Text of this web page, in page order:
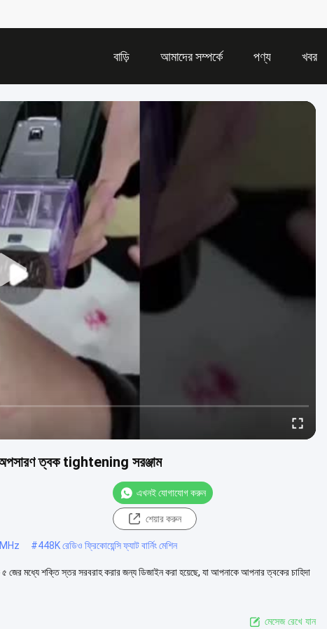
বাড়ি আমাদের সম্পর্কে পণ্য খবর
ত্বক tightening সরঞ্জাম
এখনই যোগাযোগ করুন
শেয়ার করুন
#448K রেডিও ফ্রিকোয়েন্সি ফ্যাট বার্নিং মেশিন
জের মধ্যে শক্তি স্তর সরবরাহ করার জন্য ডিজাইন করা হয়েছে, যা আপনাকে আপনার ত্বকের চাহিদা
মেসেজ রেখে যান